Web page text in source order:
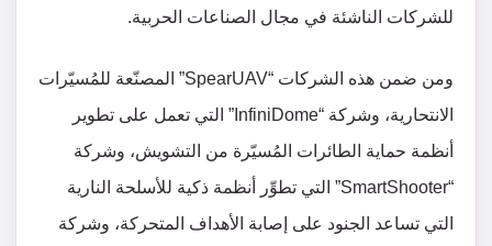
للشركات الناشئة في مجال الصناعات الحربية.
ومن ضمن هذه الشركات “SpearUAV” المصنّعة للمُسيّرات
الانتحارية، وشركة “InfiniDome” التي تعمل على تطوير
أنظمة حماية الطائرات المُسيّرة من التشويش، وشركة
“SmartShooter” التي تطوِّر أنظمة ذكية للأسلحة النارية
التي تساعد الجنود على إصابة الأهداف المتحركة، وشركة